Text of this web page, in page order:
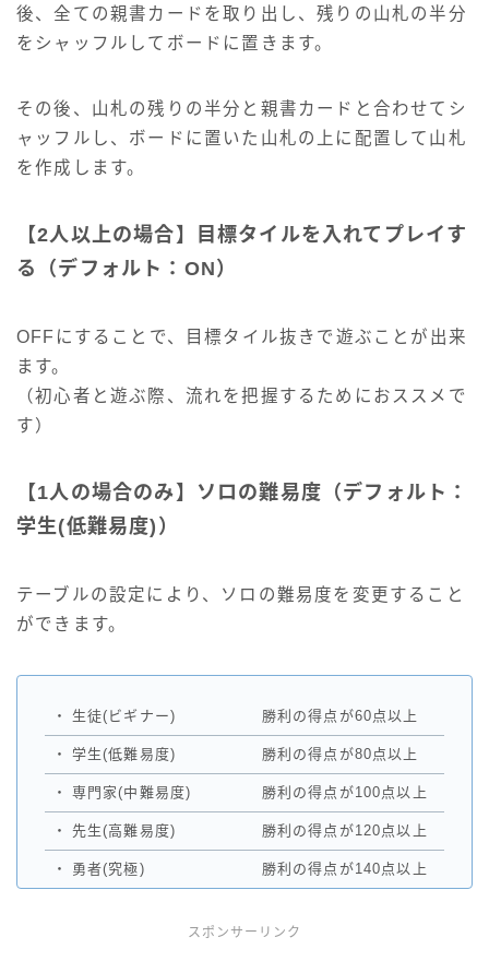
後、全ての親書カードを取り出し、残りの山札の半分
をシャッフルしてボードに置きます。
その後、山札の残りの半分と親書カードと合わせてシ
ャッフルし、ボードに置いた山札の上に配置して山札
を作成します。
【2人以上の場合】目標タイルを入れてプレイす
る（デフォルト：ON）
OFFにすることで、目標タイル抜きで遊ぶことが出来
ます。
（初心者と遊ぶ際、流れを把握するためにおススメで
す）
【1人の場合のみ】ソロの難易度（デフォルト：
学生(低難易度)）
テーブルの設定により、ソロの難易度を変更すること
ができます。
・ 生徒(ビギナー) 勝利の得点が60点以上
・ 学生(低難易度) 勝利の得点が80点以上
・ 専門家(中難易度) 勝利の得点が100点以上
・ 先生(高難易度) 勝利の得点が120点以上
・ 勇者(究極) 勝利の得点が140点以上
スポンサーリンク